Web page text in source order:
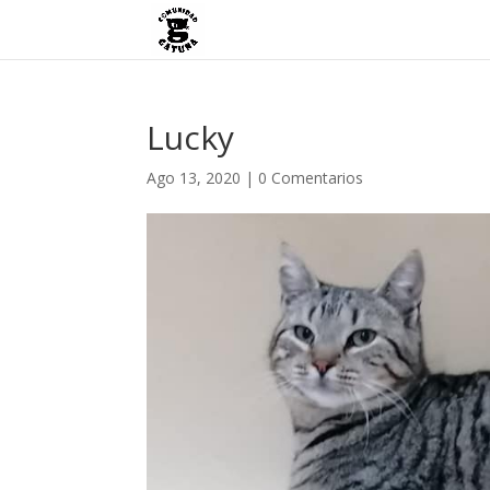
Lucky
Ago 13, 2020 | 0 Comentarios